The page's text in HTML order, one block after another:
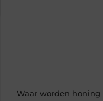
Waar worden honing